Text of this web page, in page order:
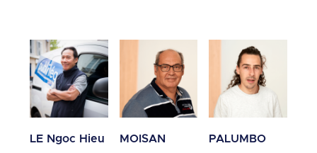
LE Ngoc Hieu
MOISAN
PALUMBO